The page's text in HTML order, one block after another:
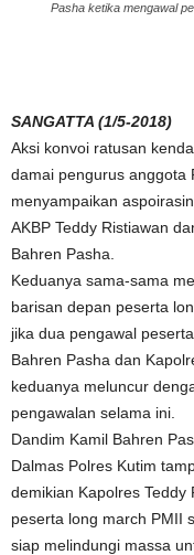
Pasha ketika mengawal
SANGATTA (1/5-2018)
Aksi konvoi ratusan
damai pengurus anggota
menyampaikan
AKBP Teddy Ristiawan
Bahren Pasha.
Keduanya sama-sama
barisan depan peserta
jika dua pengawal
Bahren Pasha dan
keduanya meluncur
pengawalan selama ini.
Dandim Kamil Bahren
Dalmas Polres Kutim
demikian Kapolres Teddy
peserta long march PMII
siap melindungi massa